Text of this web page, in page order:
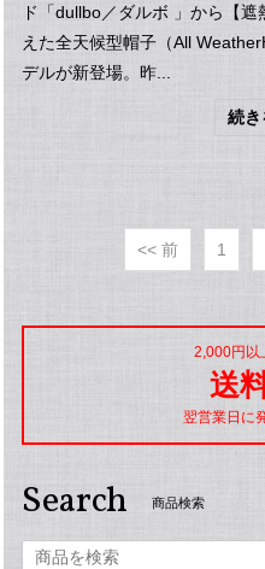
ド「dullbo／ダルボ 」から【
えた全天候型帽子（All
デルが新登場。昨...
続き
<< 前 1
2,000円以
送
翌営業日に
Search 商品検索